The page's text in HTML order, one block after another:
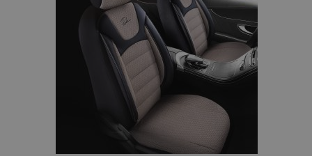
Deseos